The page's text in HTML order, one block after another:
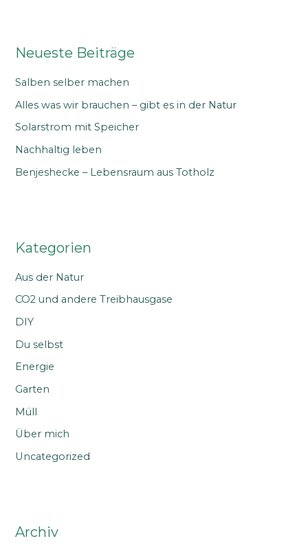
n
n
a
c
Neueste Beiträge
Salben selber machen
Alles was wir brauchen – gibt es in der Natur
Solarstrom mit Speicher
Nachhaltig leben
Benjeshecke – Lebensraum aus Totholz
Kategorien
Aus der Natur
CO2 und andere Treibhausgase
DIY
Du selbst
Energie
Garten
Müll
Über mich
Uncategorized
Archiv